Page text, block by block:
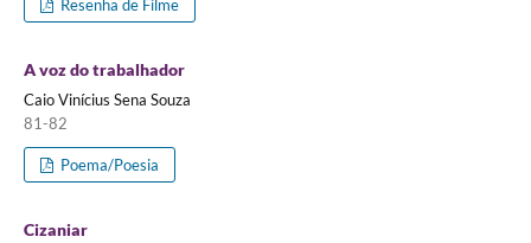
Resenha de Filme
A voz do trabalhador
Caio Vinícius Sena Souza
81-82
Poema/Poesia
Cizaniar